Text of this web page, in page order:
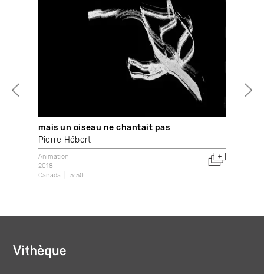
mais un oiseau ne chantait pas
Pierre Hébert
Animation
2018
Canada
5:50